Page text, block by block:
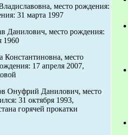
место рождения:
31 марта 1997
Данилович, место рождения:
1960
Константиновна, место
17 апреля 2007,
Онуфрий Данилович, место
31 октября 1993,
горячей прокатки